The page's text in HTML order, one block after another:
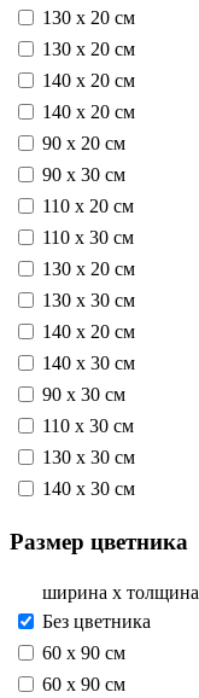
130 х 20 см
130 х 20 см
140 х 20 см
140 х 20 см
90 х 20 см
90 х 30 см
110 х 20 см
110 х 30 см
130 х 20 см
130 х 30 см
140 х 20 см
140 х 30 см
90 х 30 см
110 х 30 см
130 х 30 см
140 х 30 см
Размер цветника
ширина х толщина
Без цветника
60 х 90 см
60 х 90 см